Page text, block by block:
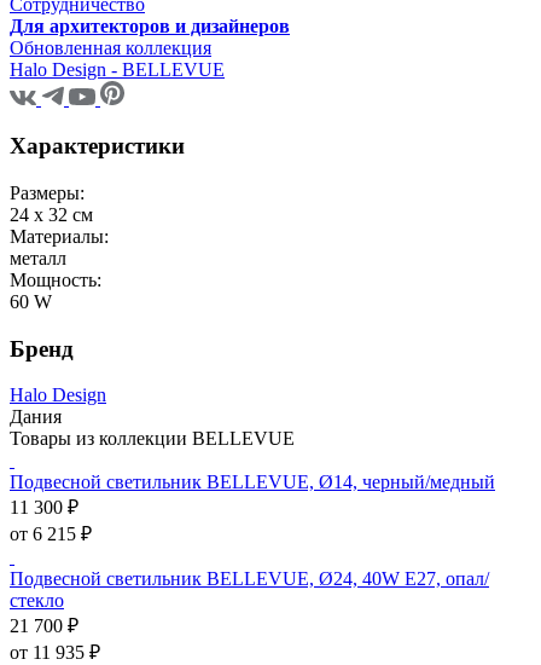
Сотрудничество
Для архитекторов и дизайнеров
Обновленная коллекция
Halo Design - BELLEVUE
Характеристики
Размеры:
24 х 32 см
Материалы:
металл
Мощность:
60 W
Бренд
Halo Design
Дания
Товары из коллекции BELLEVUE
Подвесной светильник BELLEVUE, Ø14, черный/медный
11 300 ₽
от 6 215 ₽
Подвесной светильник BELLEVUE, Ø24, 40W E27, опал/
стекло
21 700 ₽
от 11 935 ₽